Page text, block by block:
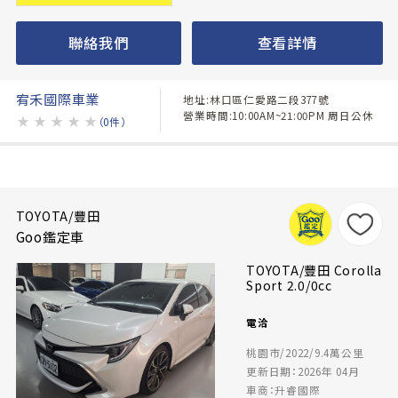
聯絡我們 查看詳情
宥禾國際車業
★ ★ ★ ★ ★ （0件）
地址:林口區仁愛路二段377號
營業時間:10:00AM~21:00PM 周日公休
TOYOTA/豐田
Goo鑑定車
TOYOTA/豐田 Corolla
Sport 2.0/0cc
電洽
桃園市/2022/9.4萬公里
更新日期：2026年 04月
車商：升睿國際